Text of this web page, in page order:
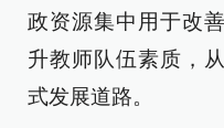
政资源集中用于改
升教师队伍素质，
式发展道路。